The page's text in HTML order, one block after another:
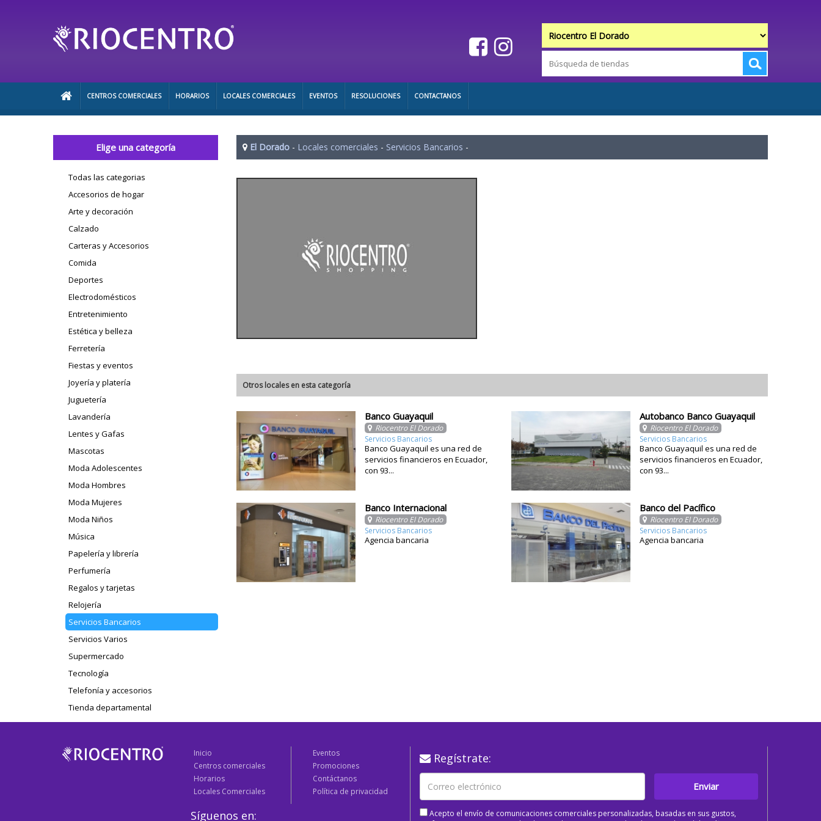
CENTROS COMERCIALES HORARIOS LOCALES COMERCIALES EVENTOS RESOLUCIONES CONTACTANOS
Elige una categoría
Todas las categorias
Accesorios de hogar
Arte y decoración
Calzado
Carteras y Accesorios
Comida
Deportes
Electrodomésticos
Entretenimiento
Estética y belleza
Ferretería
Fiestas y eventos
Joyería y platería
Juguetería
Lavandería
Lentes y Gafas
Mascotas
Moda Adolescentes
Moda Hombres
Moda Mujeres
Moda Niños
Música
Papelería y librería
Perfumería
Regalos y tarjetas
Relojería
Servicios Bancarios
Servicios Varios
Supermercado
Tecnología
Telefonía y accesorios
Tienda departamental
El Dorado - Locales comerciales - Servicios Bancarios -
Otros locales en esta categoría
Banco Guayaquil
Riocentro El Dorado
Servicios Bancarios
Banco Guayaquil es una red de
servicios financieros en Ecuador,
con 93...
Autobanco Banco Guayaquil
Riocentro El Dorado
Servicios Bancarios
Banco Guayaquil es una red de
servicios financieros en Ecuador,
con 93...
Banco Internacional
Riocentro El Dorado
Servicios Bancarios
Agencia bancaria
Banco del Pacífico
Riocentro El Dorado
Servicios Bancarios
Agencia bancaria
Inicio
Centros comerciales
Horarios
Locales Comerciales
Eventos
Promociones
Contáctanos
Política de privacidad
Síguenos en:
Regístrate:
Enviar
Acepto el envío de comunicaciones comerciales personalizadas, basadas en sus gustos,